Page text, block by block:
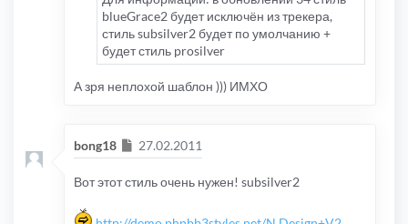
blueGrace2 будет исключён из трекера,
стиль subsilver2 будет по умолчанию +
будет стиль prosilver
А зря неплохой шаблон ))) ИМХО
bong18 Сообщение
27.02.2011
Вот этот стиль очень нужен! subsilver2